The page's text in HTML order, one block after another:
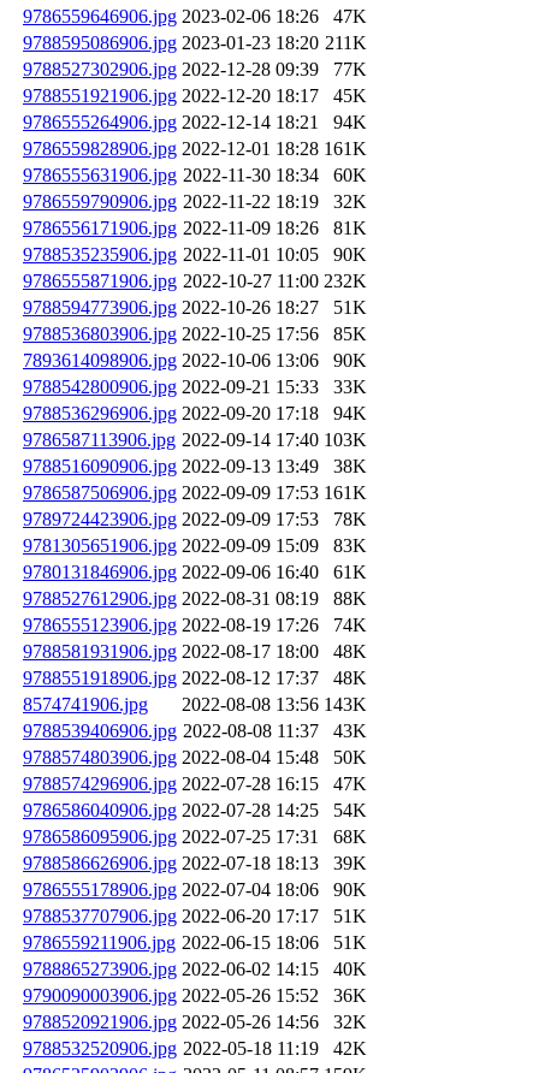
9786559646906.jpg 2023-02-06 18:26
47K
9788595086906.jpg 2023-01-23 18:20 211K
9788527302906.jpg 2022-12-28 09:39
77K
9788551921906.jpg 2022-12-20 18:17
45K
9786555264906.jpg 2022-12-14 18:21
94K
9786559828906.jpg 2022-12-01 18:28 161K
9786555631906.jpg 2022-11-30 18:34
60K
9786559790906.jpg 2022-11-22 18:19
32K
9786556171906.jpg 2022-11-09 18:26
81K
9788535235906.jpg 2022-11-01 10:05
90K
9786555871906.jpg 2022-10-27 11:00 232K
9788594773906.jpg 2022-10-26 18:27
51K
9788536803906.jpg 2022-10-25 17:56
85K
7893614098906.jpg 2022-10-06 13:06
90K
9788542800906.jpg 2022-09-21 15:33
33K
9788536296906.jpg 2022-09-20 17:18
94K
9786587113906.jpg 2022-09-14 17:40 103K
9788516090906.jpg 2022-09-13 13:49
38K
9786587506906.jpg 2022-09-09 17:53 161K
9789724423906.jpg 2022-09-09 17:53
78K
9781305651906.jpg 2022-09-09 15:09
83K
9780131846906.jpg 2022-09-06 16:40
61K
9788527612906.jpg 2022-08-31 08:19
88K
9786555123906.jpg 2022-08-19 17:26
74K
9788581931906.jpg 2022-08-17 18:00
48K
9788551918906.jpg 2022-08-12 17:37
48K
8574741906.jpg
2022-08-08 13:56 143K
9788539406906.jpg 2022-08-08 11:37
43K
9788574803906.jpg 2022-08-04 15:48
50K
9788574296906.jpg 2022-07-28 16:15
47K
9786586040906.jpg 2022-07-28 14:25
54K
9786586095906.jpg 2022-07-25 17:31
68K
9788586626906.jpg 2022-07-18 18:13
39K
9786555178906.jpg 2022-07-04 18:06
90K
9788537707906.jpg 2022-06-20 17:17
51K
9786559211906.jpg 2022-06-15 18:06
51K
9788865273906.jpg 2022-06-02 14:15
40K
9790090003906.jpg 2022-05-26 15:52
36K
9788520921906.jpg 2022-05-26 14:56
32K
9788532520906.jpg 2022-05-18 11:19
42K